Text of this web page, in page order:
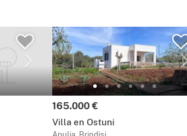
Precio:
165.000 €
Villa en Ostuni